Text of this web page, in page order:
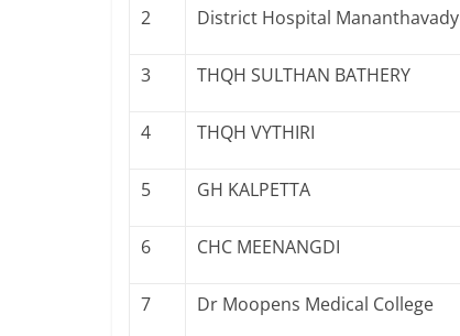
2 District Hospital Mananthavady
3 THQH SULTHAN BATHERY
4 THQH VYTHIRI
5 GH KALPETTA
6 CHC MEENANGDI
7 Dr Moopens Medical College